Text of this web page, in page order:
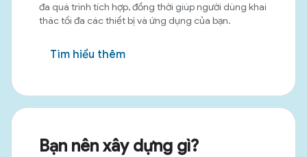
đa quá trình tích hợp, đồng thời giúp người dùng khai
thác tối đa các thiết bị và ứng dụng của bạn.
Tìm hiểu thêm
Bạn nên xây dựng gì?